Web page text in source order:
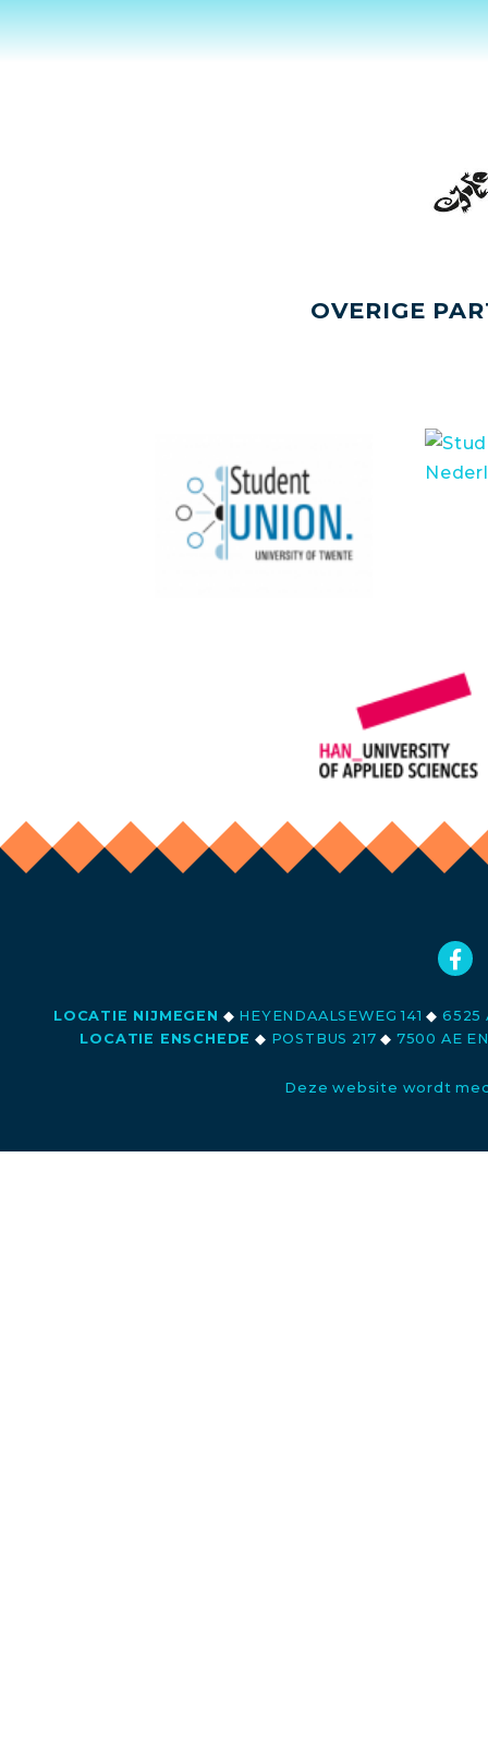
OVERIGE
LOCATIE NIJMEGEN ◆ HEYENDAALSEWEG 141◆ 6525
LOCATIE ENSCHEDE ◆ POSTBUS 217◆ 7500 AE
Deze website wordt